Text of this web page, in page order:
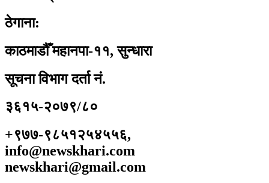
ठेगाना:
काठमाडौँ महानपा-११, सुन्धारा
सूचना विभाग दर्ता नं.
३६१५-२०७९/८०
+९७७-९८५१२५४५५६,
info@newskhari.com
newskhari@gmail.com